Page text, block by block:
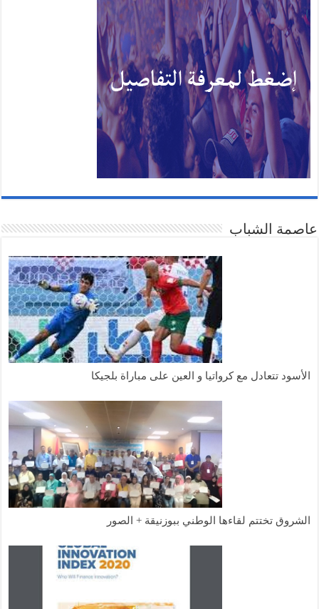
عاصمة الشباب
الأسود تتعادل مع كرواتيا و العين على مباراة بلجيكا
الشروق تختتم لقاءها الوطني ببوزنيقة + الصور